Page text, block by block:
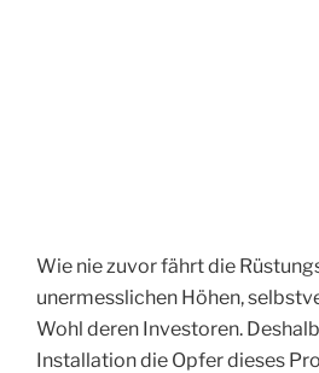
Wie nie zuvor fährt die
unermesslichen Höhen,
Wohl deren Investoren.
Installation die Opfer dieses